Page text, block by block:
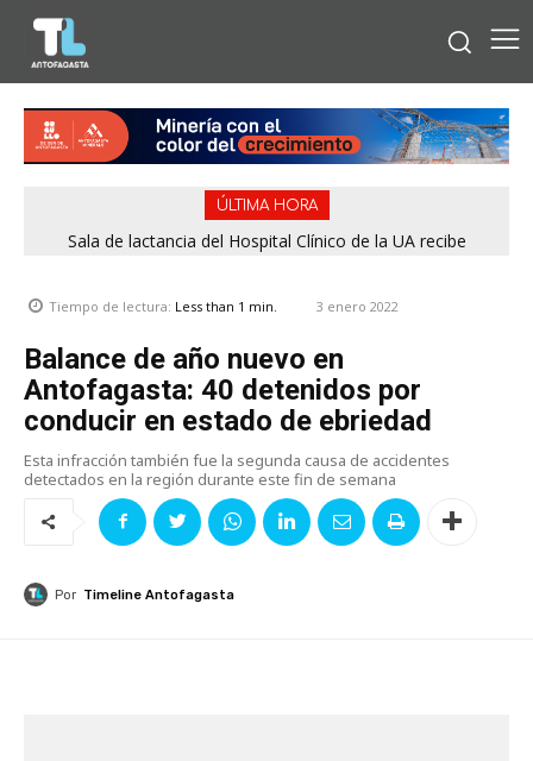
ÚLTIMA HORA
Sala de lactancia del Hospital Clínico de la UA recibe
Tiempo de lectura: Less than 1 min. 3 enero 2022
Balance de año nuevo en
Antofagasta: 40 detenidos por
conducir en estado de ebriedad
Esta infracción también fue la segunda causa de accidentes
detectados en la región durante este fin de semana
Por Timeline Antofagasta